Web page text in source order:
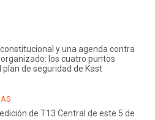
y una agenda contra
los cuatro puntos
plan de seguridad de Kast
de T13 Central de este 5 de